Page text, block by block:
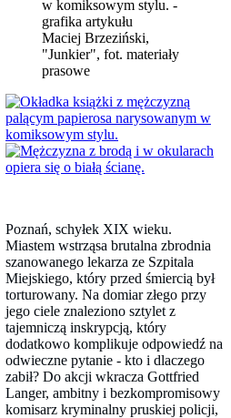
Maciej Brzeziński,
"Junkier", fot. materiały
prasowe
Poznań, schyłek XIX wieku.
Miastem wstrząsa brutalna zbrodnia
szanowanego lekarza ze Szpitala
Miejskiego, który przed śmiercią był
torturowany. Na domiar złego przy
jego ciele znaleziono sztylet z
tajemniczą inskrypcją, który
dodatkowo komplikuje odpowiedź na
odwieczne pytanie - kto i dlaczego
zabił? Do akcji wkracza Gottfried
Langer, ambitny i bezkompromisowy
komisarz kryminalny pruskiej policji,